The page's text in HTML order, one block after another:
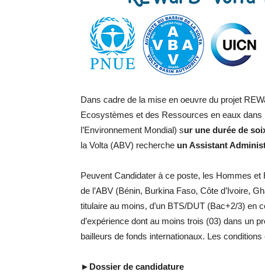
Dans cadre de la mise en oeuvre du projet
Ecosystèmes et des Ressources en eaux
l’Environnement Mondial) sur une durée de
la Volta (ABV) recherche un Assistant
Peuvent Candidater à ce poste, les Hommes
de l’ABV (Bénin, Burkina Faso, Côte d’Ivoire,
titulaire au moins, d’un BTS/DUT (Bac+2/3) en
d’expérience dont au moins trois (03) dans un
bailleurs de fonds internationaux. Les
► Dossier de candidature